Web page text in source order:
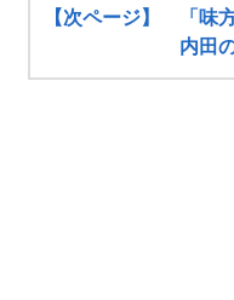
【次ページ】 「味
内田